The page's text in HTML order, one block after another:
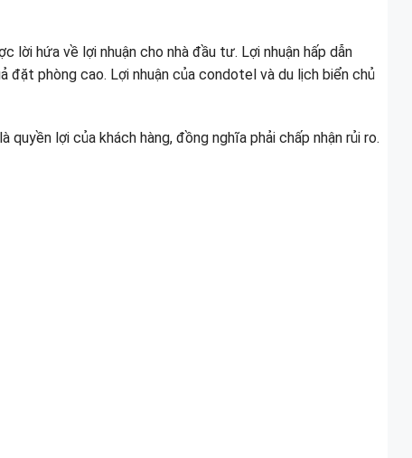
hứa về lợi nhuận cho nhà đầu tư. Lợi nhuận hấp dẫn
đặt phòng cao. Lợi nhuận của condotel và du lịch biển chủ
lợi của khách hàng, đồng nghĩa phải chấp nhận rủi ro.